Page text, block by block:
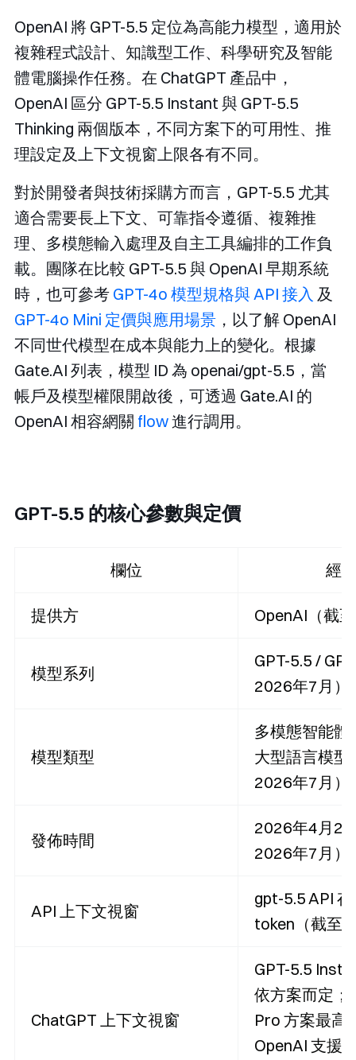
OpenAI 將 GPT-5.5 定位為高能力模型，適用於
複雜程式設計、知識型工作、科學研究及智能
體電腦操作任務。在 ChatGPT 產品中，
OpenAI 區分 GPT-5.5 Instant 與 GPT-5.5
Thinking 兩個版本，不同方案下的可用性、推
理設定及上下文視窗上限各有不同。
對於開發者與技術採購方而言，GPT-5.5 尤其
適合需要長上下文、可靠指令遵循、複雜推
理、多模態輸入處理及自主工具編排的工作負
載。團隊在比較 GPT-5.5 與 OpenAI 早期系統
時，也可參考 GPT-4o 模型規格與 API 接入 及
GPT-4o Mini 定價與應用場景 ，以了解 OpenAI
不同世代模型在成本與能力上的變化。根據
Gate.AI 列表，模型 ID 為 openai/gpt-5.5 ，當
帳戶及模型權限開啟後，可透過 Gate.AI 的
OpenAI 相容網關 flow進行調用。
GPT-5.5 的核心參數與定價
欄位 經
提供方 OpenAI（截
模型系列
GPT-5.5 /
2026年7月）
模型類型
多模態智能體
大型語言模型
2026年7月）
發佈時間
2026年4月23
2026年7月）
API 上下文視窗
gpt-5.5 API
token（截至
ChatGPT 上下文視窗
GPT-5.5
依方案而定；
Pro 方案最高
OpenAI 支援